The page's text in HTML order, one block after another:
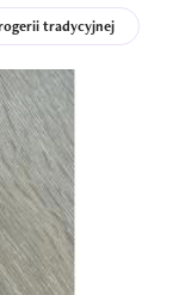
tradycyjnej